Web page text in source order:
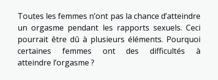
Toutes les femmes n’ont pas la chance d’atteindre
un orgasme pendant les rapports sexuels. Ceci
pourrait être dû à plusieurs éléments. Pourquoi
certaines femmes ont des difficultés à
atteindre l’orgasme ?